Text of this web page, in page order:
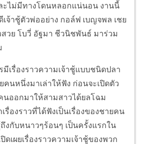
ะไม่มีทางโดนหลอกแน่นอน งานนี้
จ้าชู้ตัวพ่ออย่าง กอล์ฟ เบญจพล เชย
วย โบวี่ อัฐมา ชีวนิชพันธ์ มาร่วม
รื่องราวความเจ้าชู้แบบชนิดปลา
คนหนึ่งมาเล่าให้ฟัง ก่อนจะเปิดตัว
ออกมาให้สามสาวได้ยลโฉม
รื่องราวที่ได้ฟังเป็นเรื่องของชายคน
งกับหนาวๆร้อนๆ เป็นครั้งแรกใน
เผยเรื่องราวความเจ้าชู้ของพวก